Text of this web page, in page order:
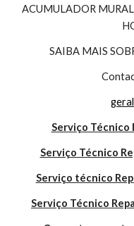
ACUMULADOR
SAIBA MAIS
Serviço Técnico
Serviço Técnico
Serviço técnico
Serviço Técnico